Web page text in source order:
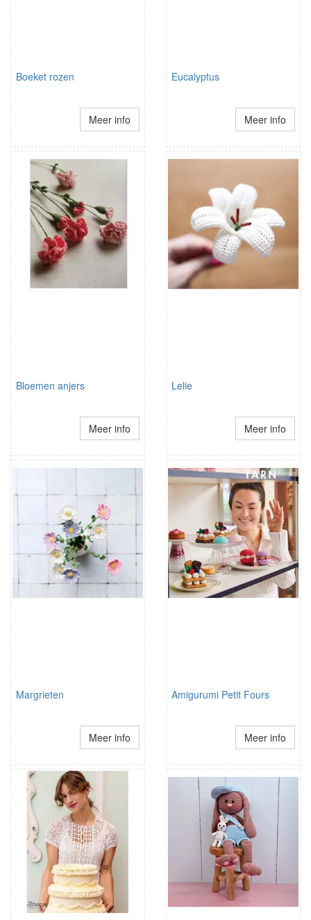
Boeket rozen
Meer info
Eucalyptus
Meer info
Bloemen anjers
Meer info
Lelie
Meer info
Margrieten
Meer info
Amigurumi Petit Fours
Meer info